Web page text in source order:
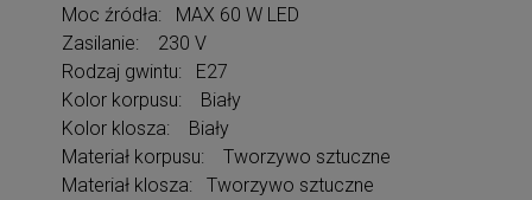
Moc źródła: MAX 60 W LED
Zasilanie: 230 V
Rodzaj gwintu: E27
Kolor korpusu: Biały
Kolor klosza: Biały
Materiał korpusu: Tworzywo sztuczne
Materiał klosza: Tworzywo sztuczne